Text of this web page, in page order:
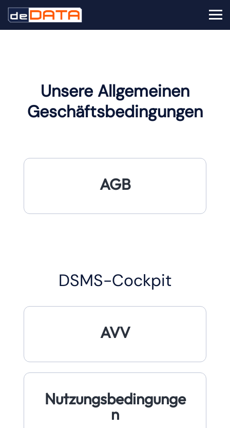
Unsere Allgemeinen
Geschäftsbedingungen
AGB
DSMS-Cockpit
AVV
Nutzungsbedingunge
n